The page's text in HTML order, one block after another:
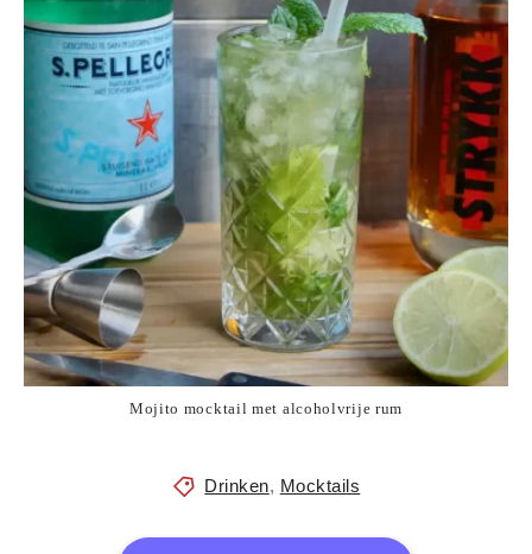
Mojito mocktail met alcoholvrije rum
Drinken, Mocktails